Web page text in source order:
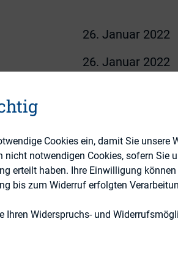
26. Januar 2022
26. Januar 2022
ist für Unternehmen
wirksames
in den Neuerungen
Cookies ein, damit Sie unsere
notwendigen Cookies, sofern Sie
erteilt haben. Ihre Einwilligung
bis zum Widerruf erfolgten
Widerspruchs- und